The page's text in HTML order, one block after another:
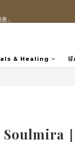
& Healing
Soulmira